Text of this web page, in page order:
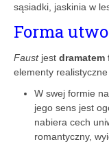
sąsiadki, jaskinia w
Forma
Faustjest
elementy realistyczne
W swej formie
jego sens jest
nabiera cech
romantyczny,